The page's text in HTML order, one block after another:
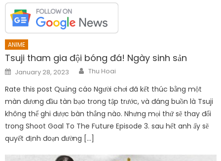
ANIME
Tsuji tham gia đội bóng đá! Ngày sinh sản
Posted
on
January 28, 2023 Author
Thu Hoai
Rate this post Quảng cáo Người chơi đã kết thúc bằng một
màn đương đầu tàn bạo trong tập trước, và đáng buồn là Tsuji
không thể ghi được bàn thắng nào. Nhưng mọi thứ sẽ thay đổi
trong Shoot Goal To The Future Episode 3. sau hết anh ấy sẽ
quyết định đoạn đường […]